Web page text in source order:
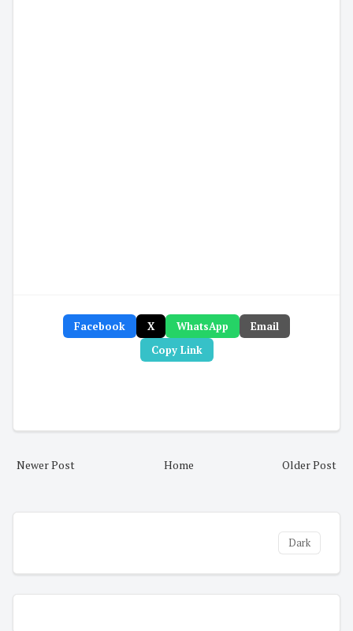
Facebook X WhatsApp
Email
Copy Link
Newer Post Older Post
Home
Dark